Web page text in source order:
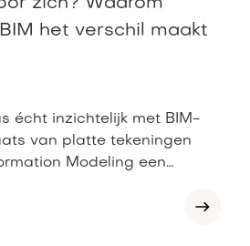
zich? Waarom
het verschil maakt
écht inzichtelijk met BIM-
van platte tekeningen
Modeling een
is gelegd. U ziet direct